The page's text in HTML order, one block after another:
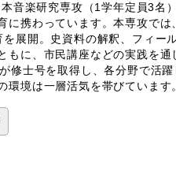
音楽研究専攻（1学年定員3名
に携わっています。本専攻で
展開。史資料の解釈、フィー
もに、市民講座などの実践を通
修士号を取得し、各分野で活躍
環境は一層活気を帯びています